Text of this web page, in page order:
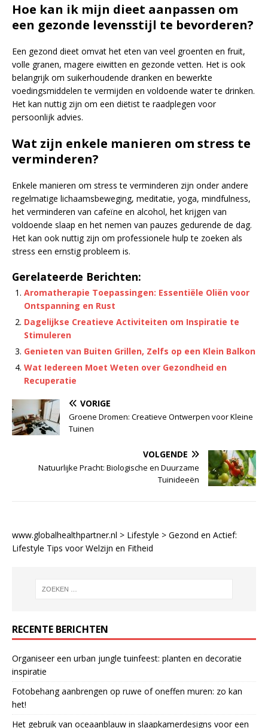
Hoe kan ik mijn dieet aanpassen om
een gezonde levensstijl te bevorderen?
Een gezond dieet omvat het eten van veel groenten en fruit,
volle granen, magere eiwitten en gezonde vetten. Het is ook
belangrijk om suikerhoudende dranken en bewerkte
voedingsmiddelen te vermijden en voldoende water te drinken.
Het kan nuttig zijn om een diëtist te raadplegen voor
persoonlijk advies.
Wat zijn enkele manieren om stress te
verminderen?
Enkele manieren om stress te verminderen zijn onder andere
regelmatige lichaamsbeweging, meditatie, yoga, mindfulness,
het verminderen van cafeïne en alcohol, het krijgen van
voldoende slaap en het nemen van pauzes gedurende de dag.
Het kan ook nuttig zijn om professionele hulp te zoeken als
stress een ernstig probleem is.
Gerelateerde Berichten:
Aromatherapie Toepassingen: Essentiële Oliën voor
Ontspanning en Rust
Dagelijkse Creatieve Activiteiten om Inspiratie te
Stimuleren
Genieten van Buiten Grillen, Zelfs op een Klein Balkon
Wat Iedereen Moet Weten over Gezondheid en
Recuperatie
VORIGE
Groene Dromen: Creatieve Ontwerpen voor Kleine
Tuinen
VOLGENDE
Natuurlijke Pracht: Biologische en Duurzame
Tuinideeën
www.globalhealthpartner.nl > Lifestyle > Gezond en Actief:
Lifestyle Tips voor Welzijn en Fitheid
RECENTE BERICHTEN
Organiseer een urban jungle tuinfeest: planten en decoratie
inspiratie
Fotobehang aanbrengen op ruwe of oneffen muren: zo kan
het!
Het gebruik van oceaanblauw in slaapkamerdesigns voor een